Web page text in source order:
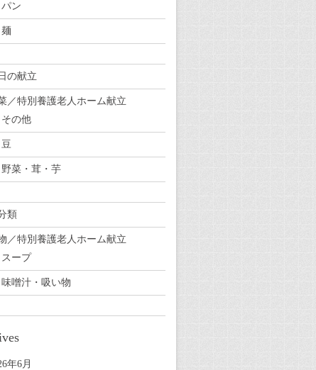
パン
麺
の献立
／特別養護老人ホーム献立
その他
豆
野菜・茸・芋
類
／特別養護老人ホーム献立
スープ
味噌汁・吸い物
年6月